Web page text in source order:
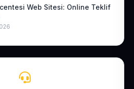
Web Sitesi: Online Teklif